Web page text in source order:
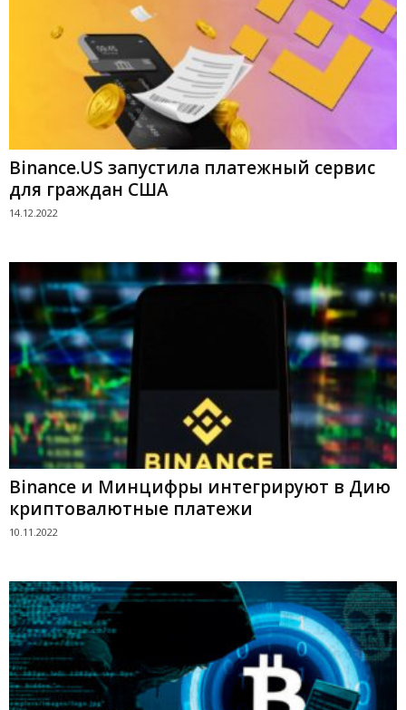
Binance.US запустила платежный сервис
для граждан США
14.12.2022
Binance и Минцифры интегрируют в Дию
криптовалютные платежи
10.11.2022